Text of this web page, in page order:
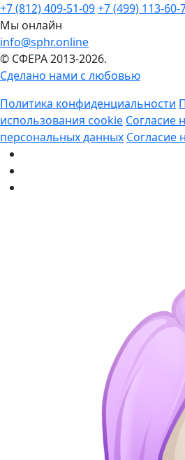
+7 (812) 409-51-09+7 (499) 113-60-
Мы онлайн
info@sphr.online
© СФЕРА 2013-2026.
Сделано нами с любовью
Политика конфиденциальности
использования cookie Согласие
персональных данных Согласие